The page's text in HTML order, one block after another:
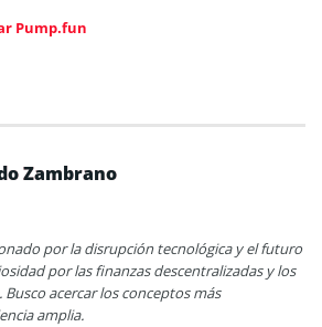
Pump.fun
Zambrano
por la disrupción tecnológica y el futuro
por las finanzas descentralizadas y los
acercar los conceptos más
amplia.